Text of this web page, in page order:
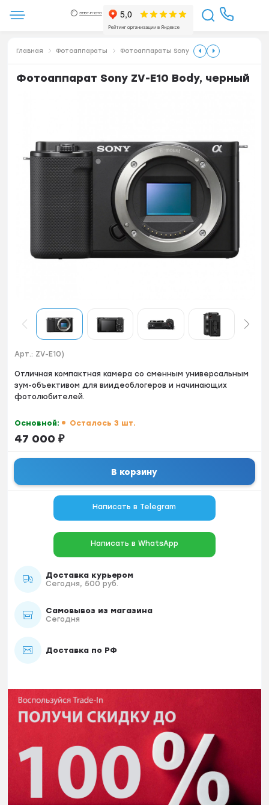
Главная Фотоаппараты Фотоаппараты Sony
Фотоаппарат Sony ZV-E10 Body, черный
Арт.: ZV-E10)
Отличная компактная камера со сменным универсальным
зум-объективом для виидеоблогеров и начинающих
фотолюбителей.
Основной: Осталось 3 шт.
47 000 ₽
В корзину
Написать в Telegram
Написать в WhatsApp
Доставка курьером
Сегодня, 500 руб.
Самовывоз из магазина
Сегодня
Доставка по РФ